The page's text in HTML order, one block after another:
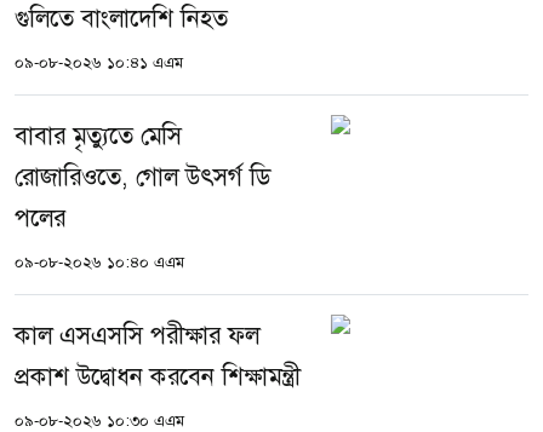
গুলিতে বাংলাদেশি নিহত
০৯-০৮-২০২৬ ১০:৪১ এএম
বাবার মৃত্যুতে মেসি
রোজারিওতে, গোল উৎসর্গ ডি
পলের
০৯-০৮-২০২৬ ১০:৪০ এএম
কাল এসএসসি পরীক্ষার ফল
প্রকাশ উদ্বোধন করবেন শিক্ষামন্ত্রী
০৯-০৮-২০২৬ ১০:৩০ এএম